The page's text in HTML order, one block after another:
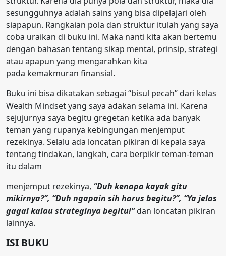
sesungguhnya adalah sains yang bisa dipelajari oleh
siapapun. Rangkaian pola dan struktur itulah yang saya
coba uraikan di buku ini. Maka nanti kita akan bertemu
dengan bahasan tentang sikap mental, prinsip, strategi
atau apapun yang mengarahkan kita
pada kemakmuran finansial.
Buku ini bisa dikatakan sebagai “bisul pecah” dari kelas
Wealth Mindset yang saya adakan selama ini. Karena
sejujurnya saya begitu gregetan ketika ada banyak
teman yang rupanya kebingungan menjemput
rezekinya. Selalu ada loncatan pikiran di kepala saya
tentang tindakan, langkah, cara berpikir teman-teman
itu dalam
menjemput rezekinya, “Duh kenapa kayak gitu
mikirnya?”, “Duh ngapain sih harus begitu?”, “Ya jelas
gagal kalau strateginya begitu!”dan loncatan pikiran
lainnya.
ISI BUKU